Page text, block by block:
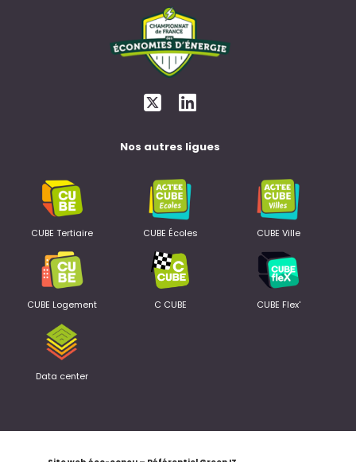
Nos autres ligues
CUBE Tertiaire CUBE Écoles CUBE Ville
CUBE Logement C CUBE CUBE Flex'
Data center